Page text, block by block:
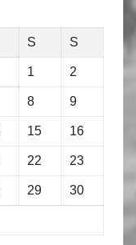
S S
1 2
8 9
15 16
22 23
29 30